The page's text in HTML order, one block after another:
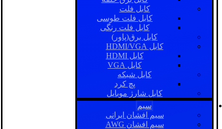
کابل فلت
کابل فلت طوسی
کابل فلت رنگی
کابل برق(پاور)
کابل HDMI/VGA
کابل HDMI
کابل VGA
کابل شبکه
پچ کرد
کابل شارژ موبایل
سیم
سیم افشان ایرانی
سیم افشان AWG